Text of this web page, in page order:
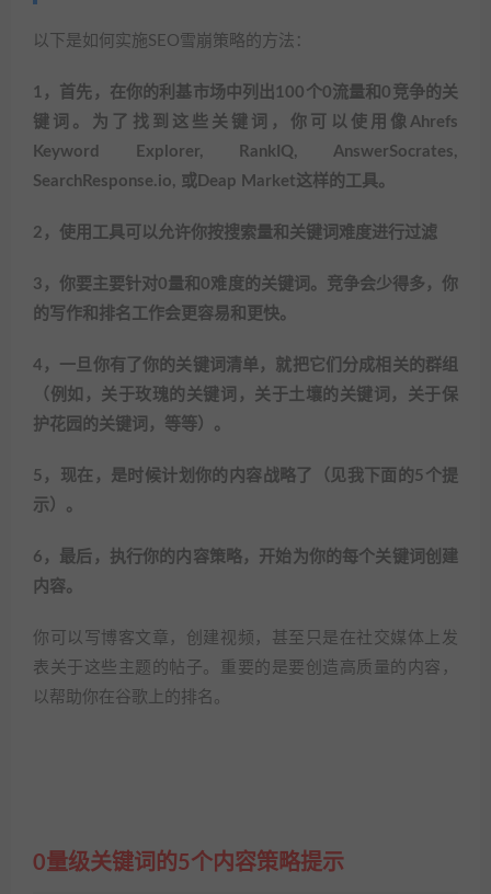
以下是如何实施SEO雪崩策略的方法：
1，首先，在你的利基市场中列出100个0流量和0竞争的关
键词。为了找到这些关键词，你可以使用像Ahrefs
Keyword Explorer, RankIQ, AnswerSocrates,
SearchResponse.io, 或Deap Market这样的工具。
2，使用工具可以允许你按搜索量和关键词难度进行过滤
3，你要主要针对0量和0难度的关键词。竞争会少得多，你
的写作和排名工作会更容易和更快。
4，一旦你有了你的关键词清单，就把它们分成相关的群组
（例如，关于玫瑰的关键词，关于土壤的关键词，关于保
护花园的关键词，等等）。
5，现在，是时候计划你的内容战略了（见我下面的5个提
示）。
6，最后，执行你的内容策略，开始为你的每个关键词创建
内容。
你可以写博客文章，创建视频，甚至只是在社交媒体上发
表关于这些主题的帖子。重要的是要创造高质量的内容，
以帮助你在谷歌上的排名。
0量级关键词的5个内容策略提示